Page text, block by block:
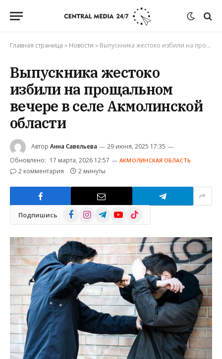
Главная страница » Новости » Выпускника жестоко избили на прощальном вечере в селе Акмолинской области
Выпускника жестоко
избили на прощальном
вечере в селе Акмолинской
области
Автор Анна Савельева
29 июня, 2025 17:35
Обновлено: 17 марта, 2026 12:57 АКМОЛИНСКАЯ ОБЛАСТЬ
2 комментария 2 минуты
Подпишись FacebookInstagramTelegramYouTube
TikTok